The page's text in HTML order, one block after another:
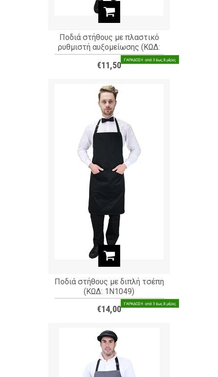
Ποδιά στήθους με πλαστικό
ρυθμιστή αυξομείωσης (ΚΩΔ:
50-201-5)
€11,50
Ποδιά στήθους με διπλή τσέπη
(ΚΩΔ: 1N1049)
€14,00